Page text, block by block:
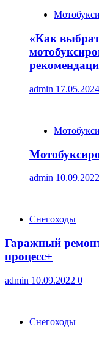
«Как
admin 17.05.2024
admin 10.09.2022
Снегоходы
Гаражный
процесс+
admin 10.09.2022 0
Снегоходы